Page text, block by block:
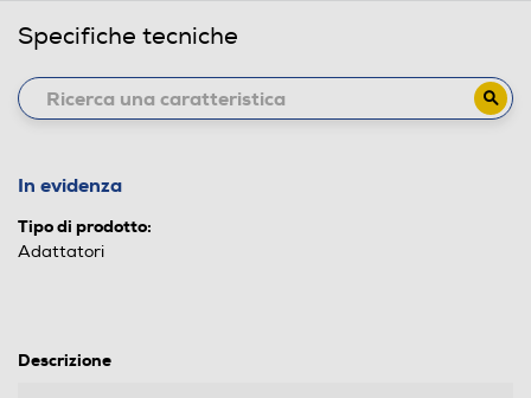
Specifiche tecniche
In evidenza
Tipo di prodotto:
Adattatori
Descrizione